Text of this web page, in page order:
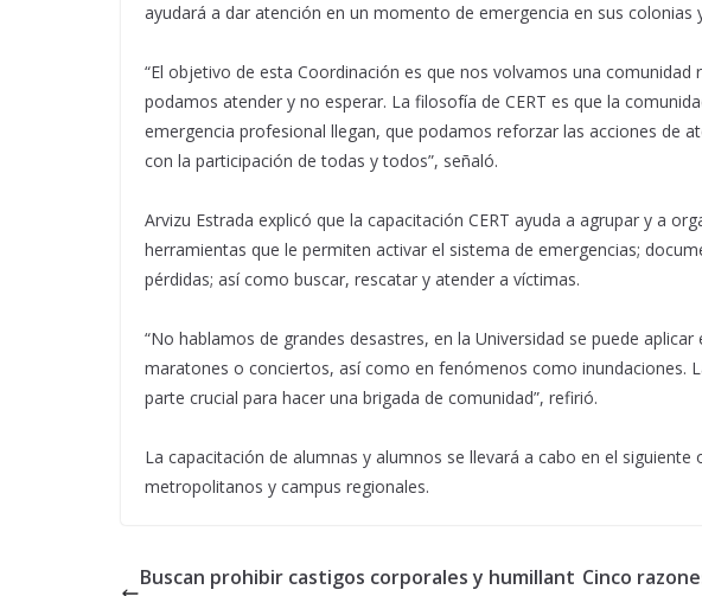
ayudará a dar atención en un momento de emergencia en sus colonias
“El objetivo de esta Coordinación es que nos volvamos una
podamos atender y no esperar. La filosofía de CERT es que la
emergencia profesional llegan, que podamos reforzar las acciones de
con la participación de todas y todos”, señaló.
Arvizu Estrada explicó que la capacitación CERT ayuda a agrupar y a
herramientas que le permiten activar el sistema de emergencias;
pérdidas; así como buscar, rescatar y atender a víctimas.
“No hablamos de grandes desastres, en la Universidad se puede
maratones o conciertos, así como en fenómenos como inundaciones.
parte crucial para hacer una brigada de comunidad”, refirió.
La capacitación de alumnas y alumnos se llevará a cabo en el siguiente
metropolitanos y campus regionales.
Buscan prohibir castigos corporales y humillant Cinco